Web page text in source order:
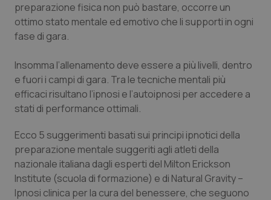
Abruzzo
Calabria
Campania
Emilia-Romagna
Friuli Venezia Giulia
QS Pro Gold
Asma & BPCO
Car-T
Colesterolo & coronaropatie
Dermatite Atopica
preparazione fisica non può bastare, occorre un
ottimo stato mentale ed emotivo che li supporti in ogni
fase di gara.
Insomma l’allenamento deve essere a più livelli, dentro
e fuori i campi di gara. Tra le tecniche mentali più
efficaci risultano l’ipnosi e l’autoipnosi per accedere a
stati di performance ottimali.
Ecco 5 suggerimenti basati sui principi ipnotici della
preparazione mentale suggeriti agli atleti della
nazionale italiana dagli esperti del Milton Erickson
Institute (scuola di formazione) e di Natural Gravity –
Ipnosi clinica per la cura del benessere, che seguono